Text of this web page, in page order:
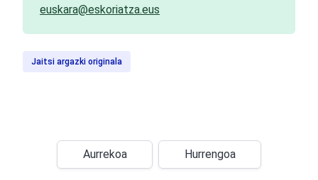
euskara@eskoriatza.eus
Jaitsi argazki originala
Aurrekoa Hurrengoa